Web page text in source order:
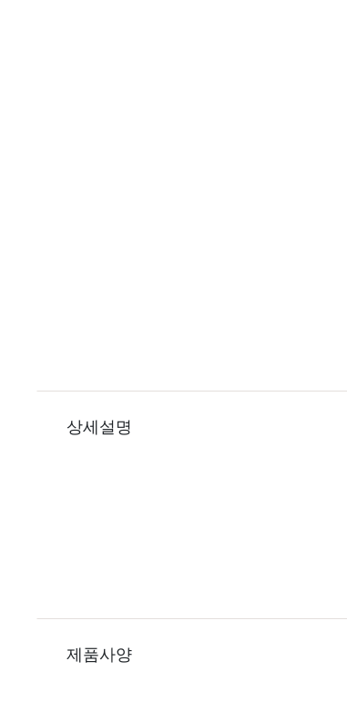
상세설명
제품사양